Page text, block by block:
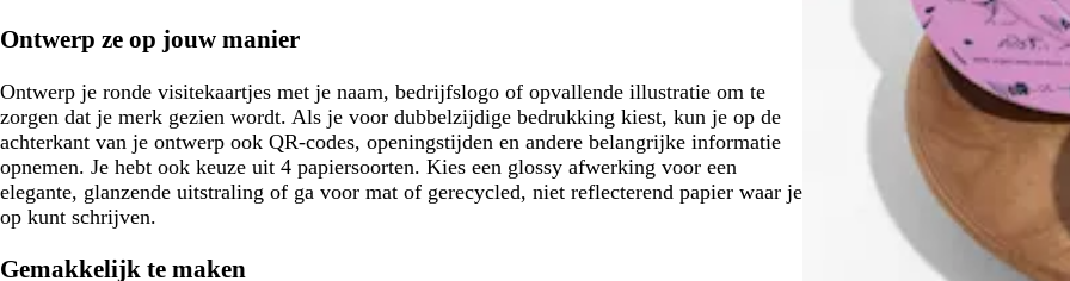
Ontwerp ze op jouw manier
Ontwerp je ronde visitekaartjes met je naam, bedrijfslogo of opvallende illustratie om te
zorgen dat je merk gezien wordt. Als je voor dubbelzijdige bedrukking kiest, kun je op de
achterkant van je ontwerp ook QR-codes, openingstijden en andere belangrijke informatie
opnemen. Je hebt ook keuze uit 4 papiersoorten. Kies een glossy afwerking voor een
elegante, glanzende uitstraling of ga voor mat of gerecycled, niet reflecterend papier waar je
op kunt schrijven.
Gemakkelijk te maken